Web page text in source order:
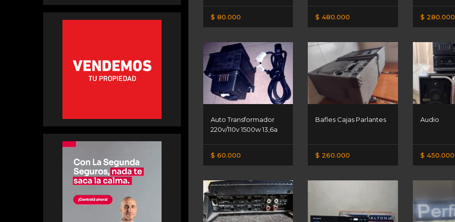
$ 80.000 $ 480.000 $ 280.000
Auto Transformador
220v/110v 1500w 13,6a
$ 60.000
Bafles Cajas Parlantes
$ 260.000
Audio
$ 450.000